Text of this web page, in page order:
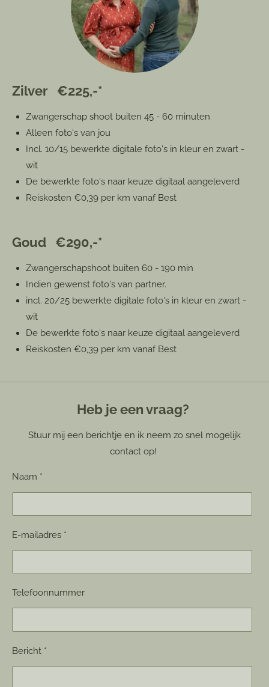
Zilver €225,-*
Zwangerschap shoot buiten 45 - 60 minuten
Alleen foto's van jou
Incl. 10/15 bewerkte digitale foto's in kleur en zwart -
wit
De bewerkte foto's naar keuze digitaal aangeleverd
Reiskosten €0,39 per km vanaf Best
Goud €290,-*
Zwangerschapshoot buiten 60 - 190 min
Indien gewenst foto's van partner.
incl. 20/25 bewerkte digitale foto's in kleur en zwart -
wit
De bewerkte foto's naar keuze digitaal aangeleverd
Reiskosten €0,39 per km vanaf Best
Heb je een vraag?
Stuur mij een berichtje en ik neem zo snel mogelijk
contact op!
Naam *
E-mailadres *
Telefoonnummer
Bericht *